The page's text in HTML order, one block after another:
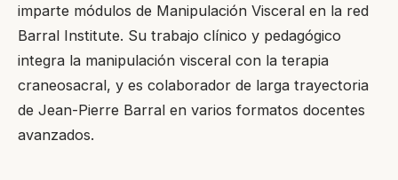
imparte módulos de Manipulación Visceral en la red
Barral Institute. Su trabajo clínico y pedagógico
integra la manipulación visceral con la terapia
craneosacral, y es colaborador de larga trayectoria
de Jean-Pierre Barral en varios formatos docentes
avanzados.